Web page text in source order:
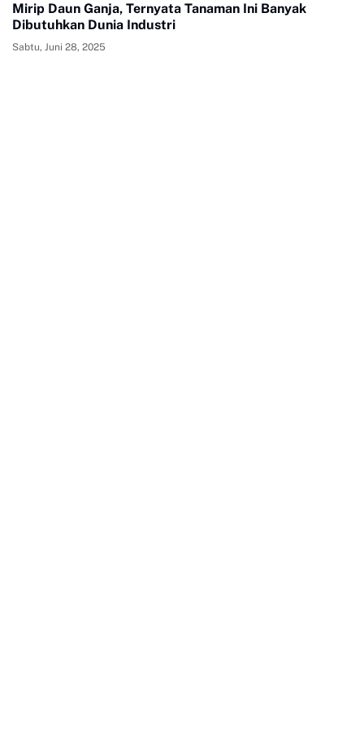
Mirip Daun Ganja, Ternyata Tanaman Ini Banyak
Dibutuhkan Dunia Industri
Sabtu, Juni 28, 2025